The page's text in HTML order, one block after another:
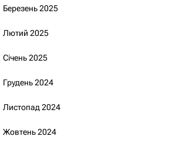
Березень 2025
Лютий 2025
Січень 2025
Грудень 2024
Листопад 2024
Жовтень 2024